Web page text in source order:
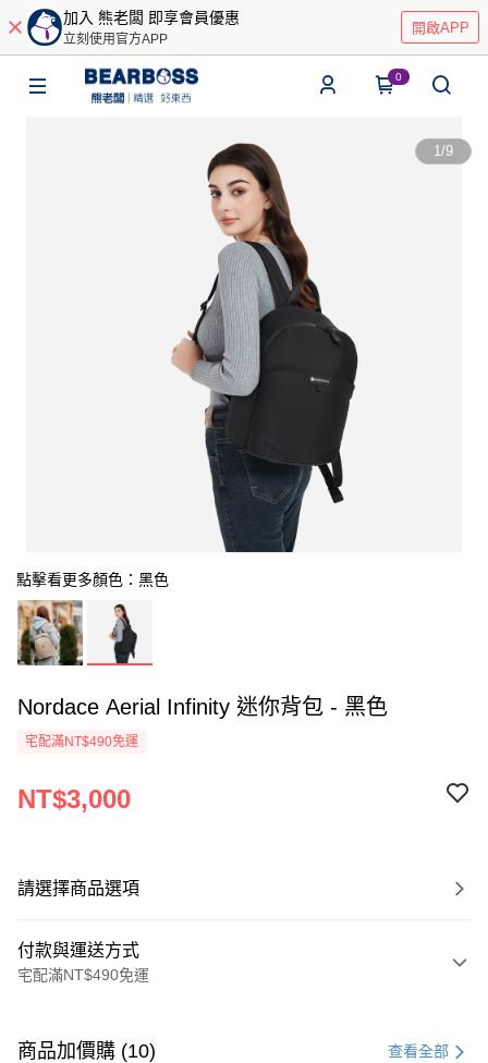
加入 熊老闆 即享會員優惠
立刻使用官方APP
開啟APP
0
1/9
點擊看更多顏色：黑色
Nordace Aerial Infinity 迷你背包 - 黑色
宅配滿NT$490免運
NT$3,000
請選擇商品選項
付款與運送方式
宅配滿NT$490免運
信用卡一次付款
商品加價購 (10) 查看全部